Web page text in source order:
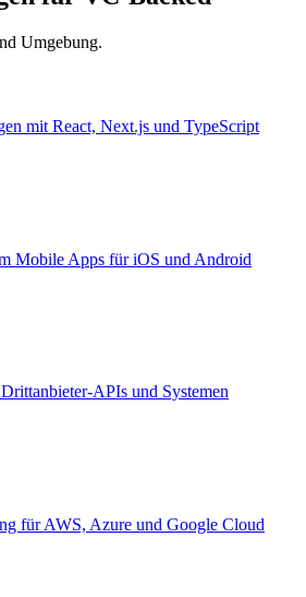
Umgebung.
mit React, Next.js und TypeScript
Mobile Apps für iOS und Android
APIs und Systemen
für AWS, Azure und Google Cloud